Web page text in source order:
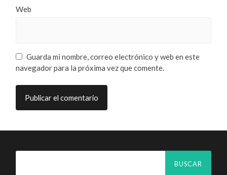
Web
Guarda mi nombre, correo electrónico y web en este
navegador para la próxima vez que comente.